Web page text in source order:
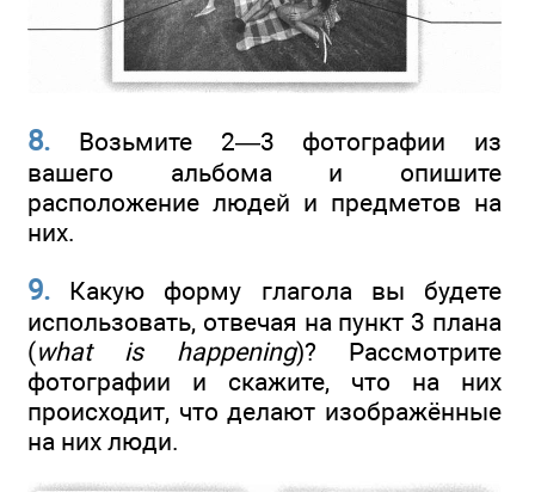
8. Возьмите 2—3 фотографии из
вашего альбома и опишите
расположение людей и предметов на
них.
9. Какую форму глагола вы будете
использовать, отвечая на пункт 3 плана
(what is happening)? Рассмотрите
фотографии и скажите, что на них
происходит, что делают изображённые
на них люди.